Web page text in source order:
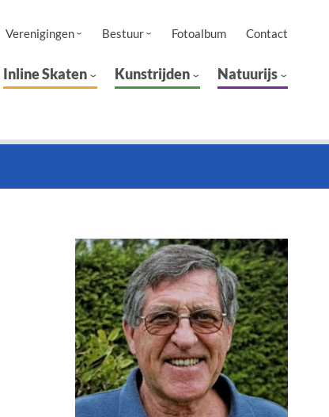
Verenigingen Bestuur Fotoalbum Contact
Inline Skaten Kunstrijden Natuurijs